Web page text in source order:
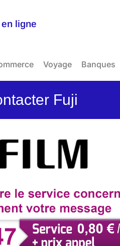
ligne
Voyage Banques
Fuji